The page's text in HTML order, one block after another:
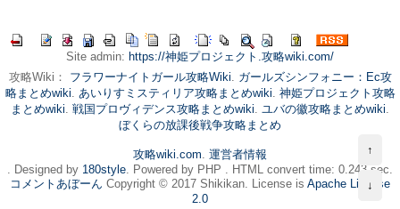
Site admin: https://神姫プロジェクト.攻略wiki.com/
攻略Wiki： フラワーナイトガール攻略Wiki. ガールズシンフォニー：Ec攻
略まとめwiki. あいりすミスティリア攻略まとめwiki. 神姫プロジェクト攻略
まとめwiki. 戦国プロヴィデンス攻略まとめwiki. ユバの徽攻略まとめwiki.
ぼくらの放課後戦争攻略まとめ
攻略wiki.com. 運営者情報
. Designed by 180style. Powered by PHP . HTML convert time: 0.243 sec.
コメントあぼーん Copyright © 2017 Shikikan. License is Apache License
2.0
↑
↓